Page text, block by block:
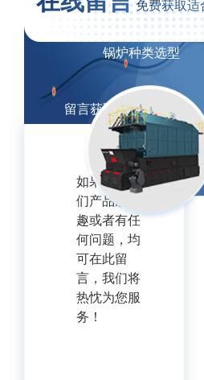
免费获取适
留言获取报价
锅炉种类选型
如果你对我
们产品感兴
趣或者有任
何问题，均
可在此留
言，我们将
热忱为您服
务！